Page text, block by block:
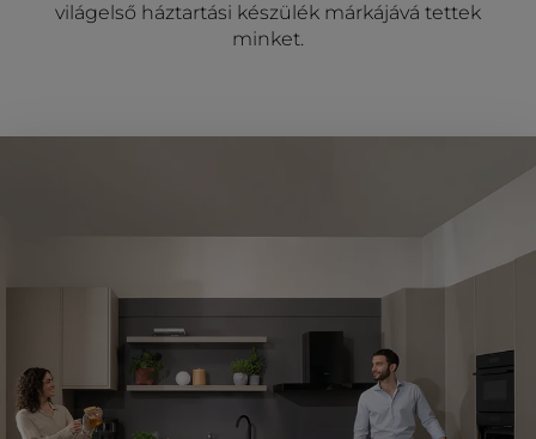
világelső háztartási készülék márkájává tettek
minket.